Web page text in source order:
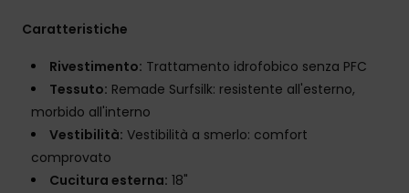
Caratteristiche
Rivestimento: Trattamento idrofobico senza PFC
Tessuto: Remade Surfsilk: resistente all'esterno,
morbido all'interno
Vestibilità: Vestibilità a smerlo: comfort
comprovato
Cucitura esterna: 18"